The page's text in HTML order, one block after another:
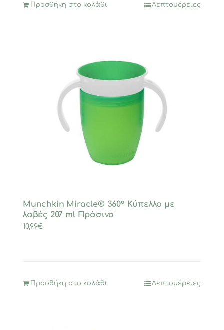
Προσθήκη στο καλάθι Λεπτομέρειες
Munchkin Miracle® 360° Κύπελλο με
λαβές 207 ml Πράσινο
10,99€
Προσθήκη στο καλάθι Λεπτομέρειες